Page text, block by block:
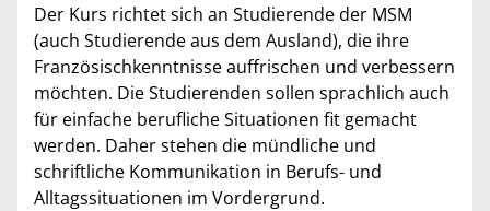
Der Kurs richtet sich an Studierende der MSM
(auch Studierende aus dem Ausland), die ihre
Französischkenntnisse auffrischen und verbessern
möchten. Die Studierenden sollen sprachlich auch
für einfache berufliche Situationen fit gemacht
werden. Daher stehen die mündliche und
schriftliche Kommunikation in Berufs- und
Alltagssituationen im Vordergrund.